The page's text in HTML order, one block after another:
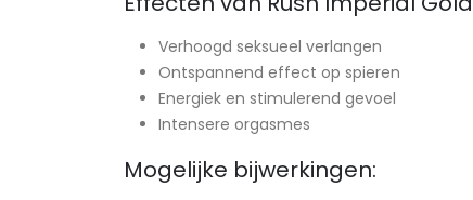
Verhoogd seksueel verlangen
Ontspannend effect op spieren
Energiek en stimulerend gevoel
Intensere orgasmes
Mogelijke bijwerkingen: